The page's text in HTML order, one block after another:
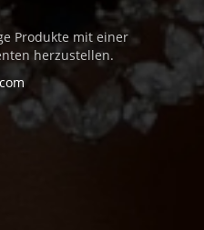
Produkte mit einer
herzustellen.